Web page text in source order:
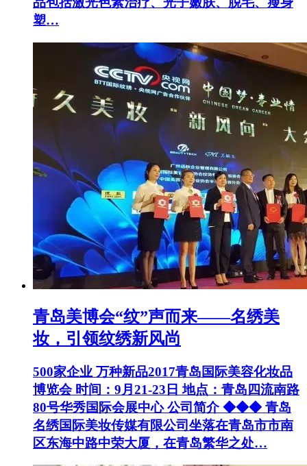
塑…
青岛美博会“纹”声而来——名绣美
妆，引领纹绣新风尚
500家企业 万种新品2017青岛国际美容化妆品
博览会 时间：9月21-23日 地点：青岛四流南路
80号华秀国际会展中心 公司简介 ◆◆◆ 青岛
名绣国际美妆传媒有限公司坐落在青岛市市南
区东海中路中荣大厦，在青岛繁华之处…